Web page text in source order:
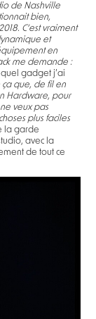
de Nashville
bien,
C’est vraiment
et
en
me demande :
gadget j’ai
ça que, de fil en
Hardware, pour
veux pas
plus faciles
la garde
avec la
de tout ce